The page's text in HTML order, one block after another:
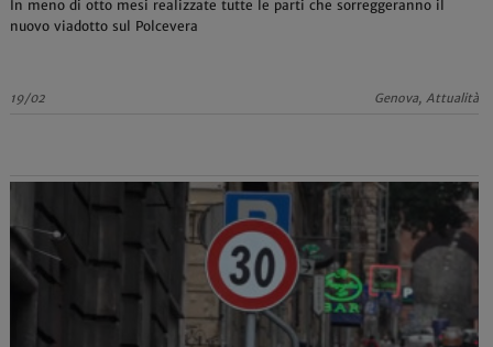
In meno di otto mesi realizzate tutte le parti che sorreggeranno il
nuovo viadotto sul Polcevera
19/02 Genova, Attualità